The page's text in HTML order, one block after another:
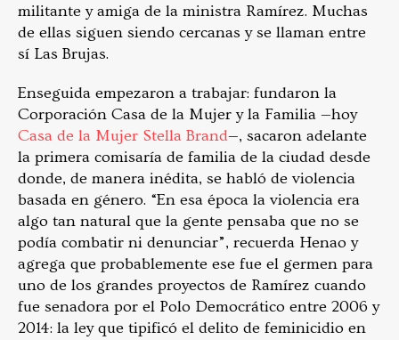
militante y amiga de la ministra Ramírez. Muchas
de ellas siguen siendo cercanas y se llaman entre
sí Las Brujas.
Enseguida empezaron a trabajar: fundaron la
Corporación Casa de la Mujer y la Familia —hoy
Casa de la Mujer Stella Brand—, sacaron adelante
la primera comisaría de familia de la ciudad desde
donde, de manera inédita, se habló de violencia
basada en género. “En esa época la violencia era
algo tan natural que la gente pensaba que no se
podía combatir ni denunciar”, recuerda Henao y
agrega que probablemente ese fue el germen para
uno de los grandes proyectos de Ramírez cuando
fue senadora por el Polo Democrático entre 2006 y
2014: la ley que tipificó el delito de feminicidio en